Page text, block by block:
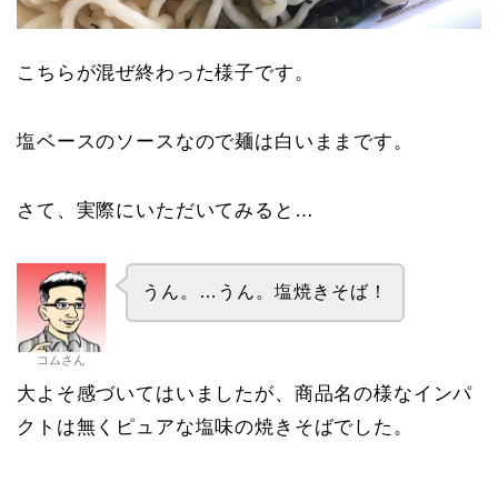
こちらが混ぜ終わった様子です。
塩ベースのソースなので麺は白いままです。
さて、実際にいただいてみると…
コムさん
うん。…うん。塩焼きそば！
大よそ感づいてはいましたが、商品名の様なインパ
クトは無くピュアな塩味の焼きそばでした。